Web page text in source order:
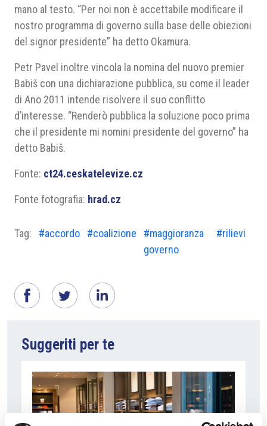
mano al testo. “Per noi non è accettabile modificare il
nostro programma di governo sulla base delle obiezioni
del signor presidente” ha detto Okamura.
Petr Pavel inoltre vincola la nomina del nuovo premier
Babiš con una dichiarazione pubblica, su come il leader
di Ano 2011 intende risolvere il suo conflitto
d’interesse. “Renderò pubblica la soluzione poco prima
che il presidente mi nomini presidente del governo” ha
detto Babiš.
Fonte: ct24.ceskatelevize.cz
Fonte fotografia: hrad.cz
Tag: #accordo #coalizione
#maggioranza
governo
#rilievi
Suggeriti per te